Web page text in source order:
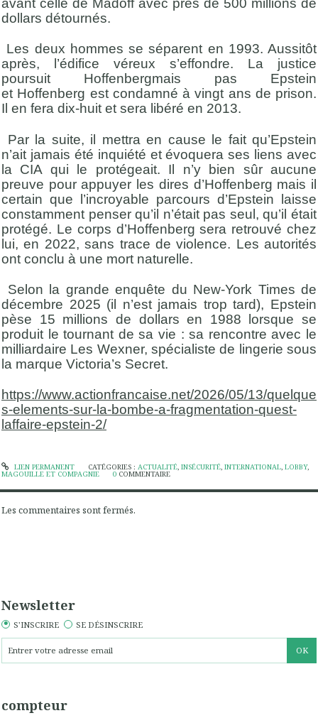
avant celle de Madoffavec près de 500 millions de
dollars détournés.
Les deux hommes se séparent en 1993. Aussitôt
après, l’édifice véreux s’effondre. La justice
poursuit Hoffenbergmais pas Epstein
et Hoffenberg est condamné à vingt ans de prison.
Il en fera dix-huit et sera libéré en 2013.
Par la suite, il mettra en cause le fait qu’Epstein
n’ait jamais été inquiété et évoquera ses liens avec
la CIA qui le protégeait. Il n’y bien sûr aucune
preuve pour appuyer les dires d’Hoffenberg mais il
certain que l’incroyable parcours d’Epstein laisse
constamment penser qu’il n’était pas seul, qu’il était
protégé. Le corps d’Hoffenberg sera retrouvé chez
lui, en 2022, sans trace de violence. Les autorités
ont conclu à une mort naturelle.
Selon la grande enquête du New-York Times de
décembre 2025 (il n’est jamais trop tard), Epstein
pèse 15 millions de dollars en 1988 lorsque se
produit letournant de sa vie : sa rencontre avec le
milliardaire Les Wexner, spécialiste de lingerie sous
la marque Victoria’s Secret.
https://www.actionfrancaise.net/2026/05/13/quelque
s-elements-sur-la-bombe-a-fragmentation-quest-
laffaire-epstein-2/
LIEN PERMANENT CATÉGORIES : ACTUALITÉ, INSÉCURITÉ, INTERNATIONAL, LOBBY,
MAGOUILLE ET COMPAGNIE 0 COMMENTAIRE
Les commentaires sont fermés.
Newsletter
S'INSCRIRE SE DÉSINSCRIRE
compteur